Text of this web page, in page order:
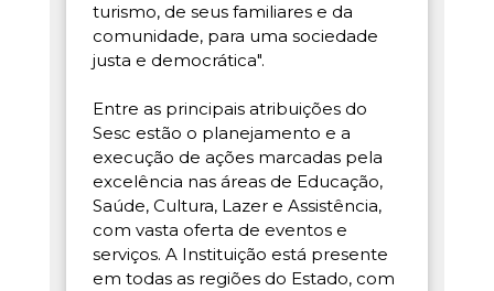
turismo, de seus familiares e da
comunidade, para uma sociedade
justa e democrática".
Entre as principais atribuições do
Sesc estão o planejamento e a
execução de ações marcadas pela
excelência nas áreas de Educação,
Saúde, Cultura, Lazer e Assistência,
com vasta oferta de eventos e
serviços. A Instituição está presente
em todas as regiões do Estado, com